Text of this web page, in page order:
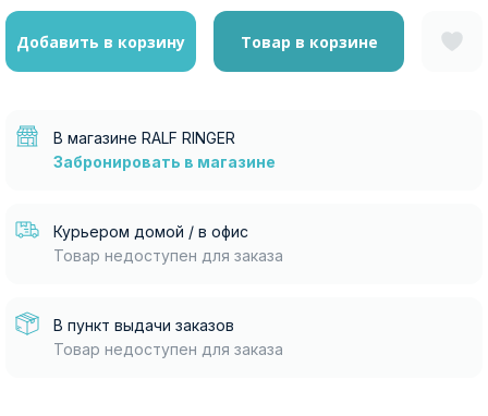
Добавить в корзину Товар в корзине
В магазине RALF RINGER
Забронировать в магазине
Курьером домой / в офис
Товар недоступен для заказа
В пункт выдачи заказов
Товар недоступен для заказа